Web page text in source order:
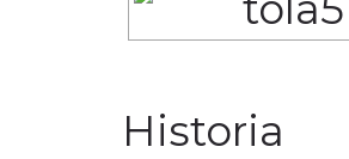
Historia